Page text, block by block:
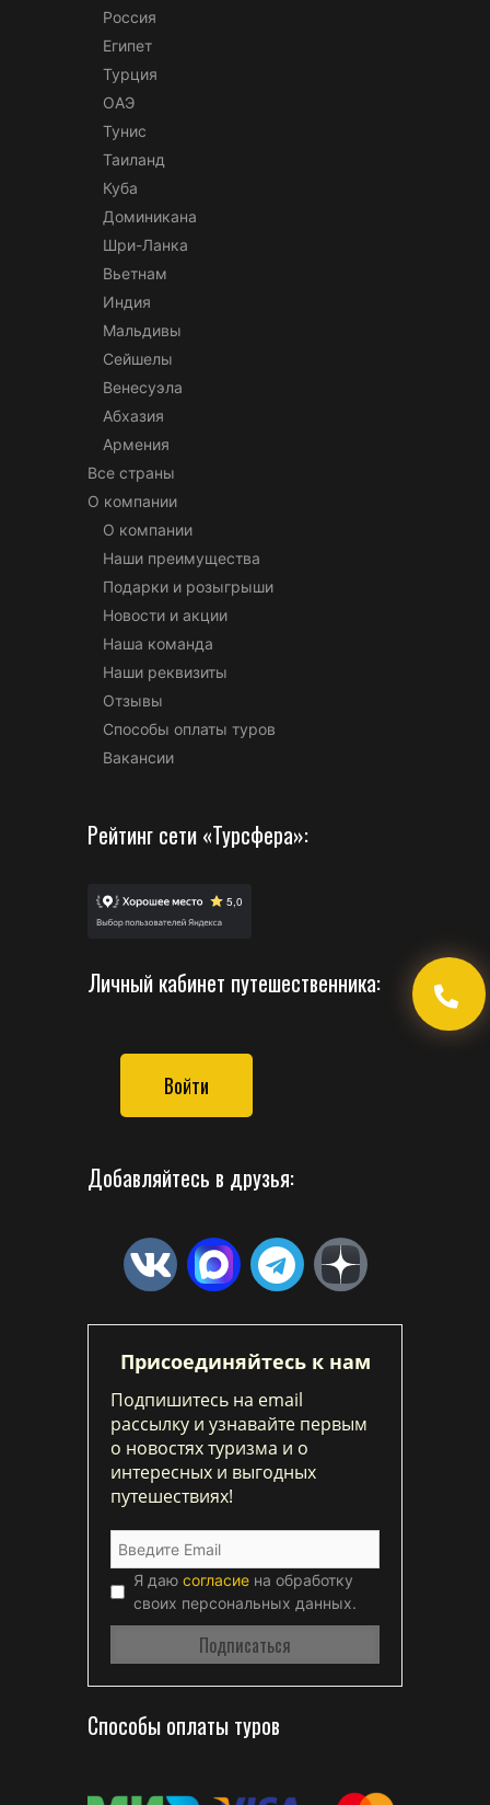
Россия
Египет
Турция
ОАЭ
Тунис
Таиланд
Куба
Доминикана
Шри-Ланка
Вьетнам
Индия
Мальдивы
Сейшелы
Венесуэла
Абхазия
Армения
Все страны
О компании
О компании
Наши преимущества
Подарки и розыгрыши
Новости и акции
Наша команда
Наши реквизиты
Отзывы
Способы оплаты туров
Вакансии
Рейтинг сети «Турсфера»:
Личный кабинет путешественника:
Войти
Добавляйтесь в друзья:
Присоединяйтесь к нам
Подпишитесь на email
рассылку и узнавайте первым
о новостях туризма и о
интересных и выгодных
путешествиях!
Я даю согласие на обработку
своих персональных данных.
Способы оплаты туров